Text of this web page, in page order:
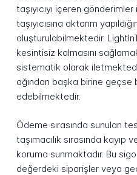
taşıyıcıyı içeren
taşıyıcısına aktarım
oluşturulabilmektedir.
kesintisiz kalmasını
sistematik olarak
ağından başka birine geçse
edebilmektedir.
Ödeme sırasında sunulan
taşımacılık sırasında
koruma sunmaktadır. Bu
değerdeki siparişler veya